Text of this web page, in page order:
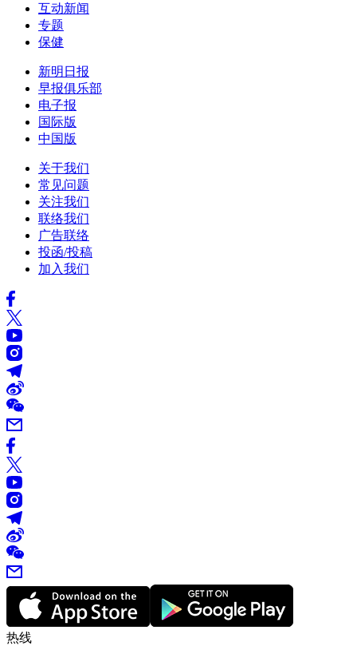
互动新闻
专题
保健
新明日报
早报俱乐部
电子报
国际版
中国版
关于我们
常见问题
关注我们
联络我们
广告联络
投函/投稿
加入我们
热线